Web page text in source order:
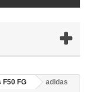
F50 FG
adidas